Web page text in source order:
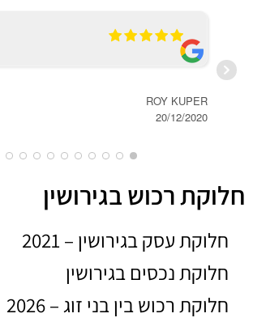
ROY KUPER
20/12/2020
חלוקת רכוש בגירושין
חלוקת עסק בגירושין – 2021
חלוקת נכסים בגירושין
חלוקת רכוש בין בני זוג – 2026